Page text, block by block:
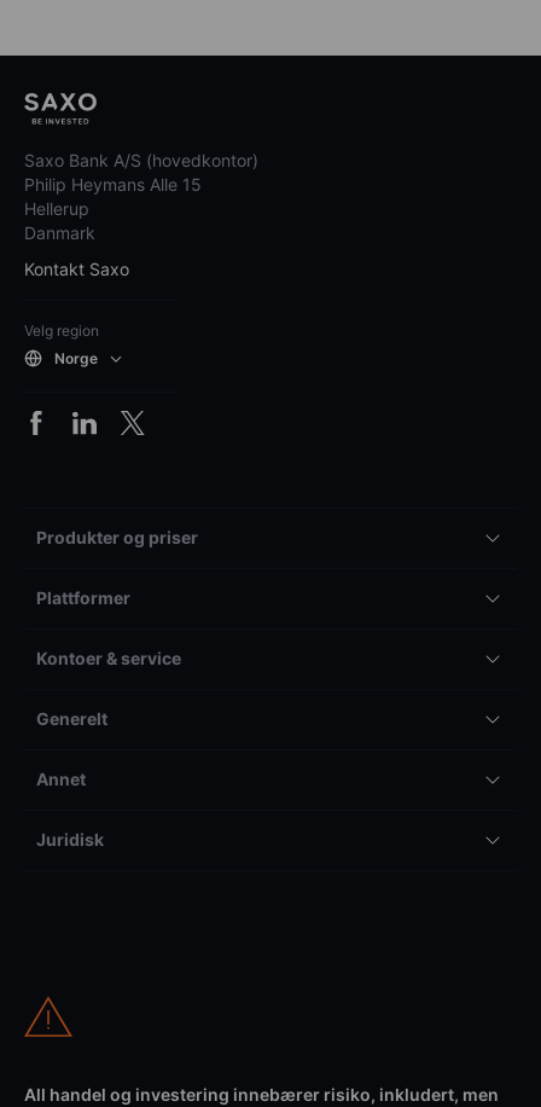
Saxo Bank A/S (hovedkontor)
Philip Heymans Alle 15
Hellerup
Danmark
Kontakt Saxo
Velg region
Norge
Produkter og priser
Plattformer
Kontoer & service
Generelt
Annet
Juridisk
All handel og investering innebærer risiko, inkludert, men